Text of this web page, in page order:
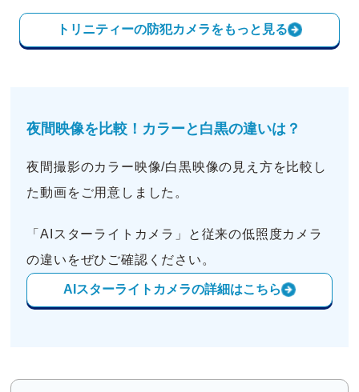
トリニティーの防犯カメラをもっと見る
夜間映像を比較！カラーと白黒の違いは？
夜間撮影のカラー映像/白黒映像の見え方を比較し
た動画をご用意しました。
「AIスターライトカメラ」と従来の低照度カメラ
の違いをぜひご確認ください。
AIスターライトカメラの詳細はこちら